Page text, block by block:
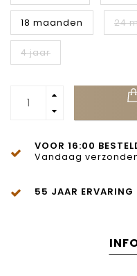
18 maanden 24
4 jaar
VOOR 16:00
Vandaag
55 JAAR ERVARING